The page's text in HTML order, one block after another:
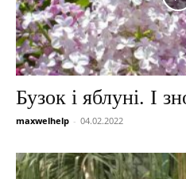
Бузок і яблуні. І
maxwelhelp - 04.02.2022